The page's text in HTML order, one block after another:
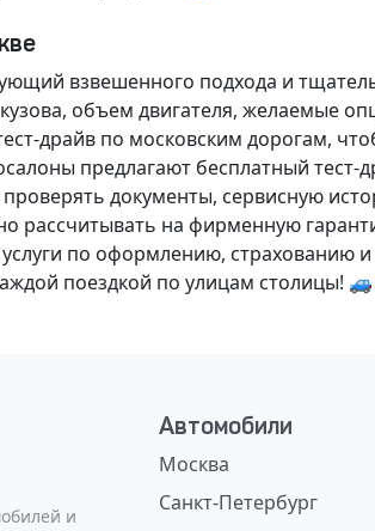
взвешенного подхода и
объем двигателя, желаемые
драйв по московским дорогам,
предлагают бесплатный тест-
документы, сервисную
рассчитывать на фирменную
по оформлению, страхованию и
поездкой по улицам столицы!
и
Автомобили
Москва
Санкт-Петербург